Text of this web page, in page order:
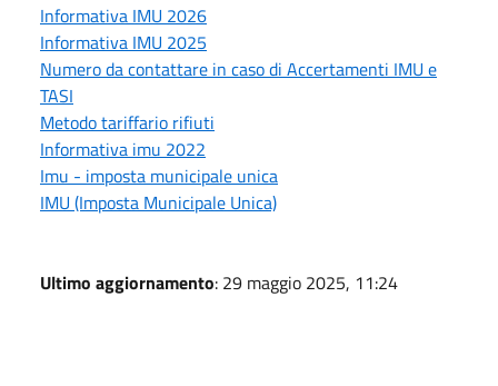
Informativa IMU 2026
Informativa IMU 2025
Numero da contattare in caso di Accertamenti IMU e
TASI
Metodo tariffario rifiuti
Informativa imu 2022
Imu - imposta municipale unica
IMU (Imposta Municipale Unica)
Ultimo aggiornamento: 29 maggio 2025, 11:24